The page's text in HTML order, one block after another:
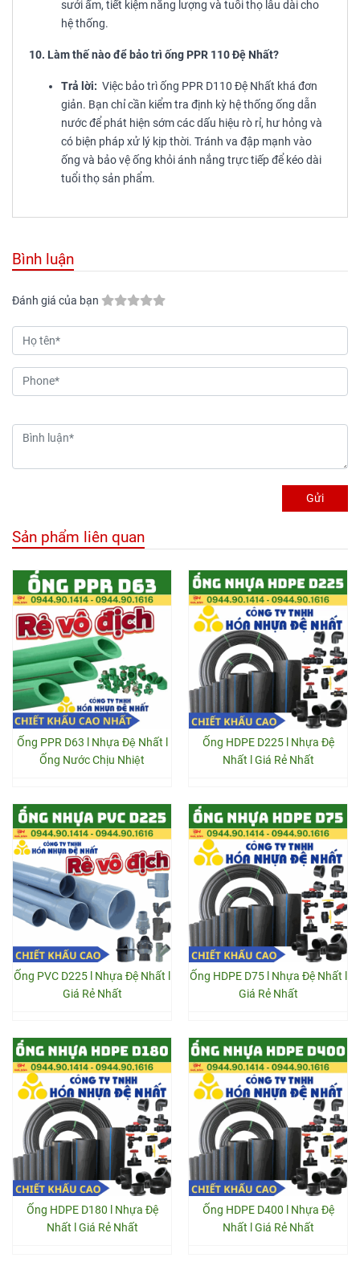
sưởi ấm, tiết kiệm năng lượng và tuổi thọ lâu dài cho
hệ thống.
10. Làm thế nào để bảo trì ống PPR 110 Đệ Nhất?
Trả lời: Việc bảo trì ống PPR D110 Đệ Nhất khá đơn
giản. Bạn chỉ cần kiểm tra định kỳ hệ thống ống dẫn
nước để phát hiện sớm các dấu hiệu rò rỉ, hư hỏng và
có biện pháp xử lý kịp thời. Tránh va đập mạnh vào
ống và bảo vệ ống khỏi ánh nắng trực tiếp để kéo dài
tuổi thọ sản phẩm.
Bình luận
Đánh giá của bạn
Gửi
Sản phẩm liên quan
Ống PPR D63 l Nhựa Đệ Nhất l
Ống Nước Chịu Nhiệt
Ống HDPE D225 l Nhựa Đệ
Nhất l Giá Rẻ Nhất
Ống PVC D225 l Nhựa Đệ Nhất l
Giá Rẻ Nhất
Ống HDPE D75 l Nhựa Đệ Nhất l
Giá Rẻ Nhất
Ống HDPE D180 l Nhựa Đệ
Nhất l Giá Rẻ Nhất
Ống HDPE D400 l Nhựa Đệ
Nhất l Giá Rẻ Nhất